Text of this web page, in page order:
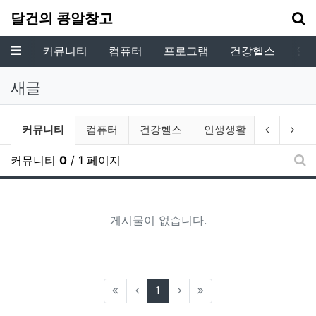
달건의 콩알창고
메뉴 커뮤니티 컴퓨터 프로그램 건강헬스 인
새글
전체게시물 그룹 목록
현재 그룹
커뮤니티 컴퓨터 건강헬스 인생생활 추억의사
이전 그룹
다
커뮤니티 0 / 1 페이지
새
게시물이 없습니다.
1 (current)